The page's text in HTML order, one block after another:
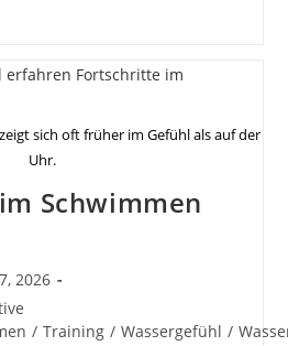
sich oft früher im Gefühl als auf der
Uhr.
Schwimmen
2026
/ Training / Wassergefühl /